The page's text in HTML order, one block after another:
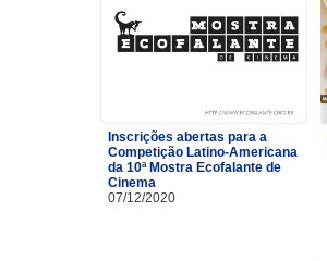
Inscrições abertas para a
Competição Latino-Americana
da 10ª Mostra Ecofalante de
Cinema
07/12/2020